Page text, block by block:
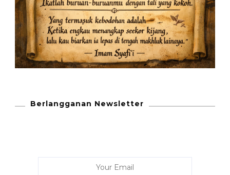
Berlangganan Newsletter